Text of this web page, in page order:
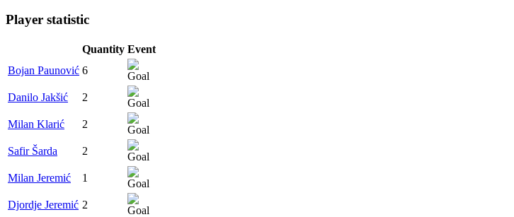
Player statistic
Quantity Event
Bojan Paunović 6
Danilo Jakšić 2
Milan Klarić 2
Safir Šarda 2
Milan Jeremić 1
Djordje Jeremić 2